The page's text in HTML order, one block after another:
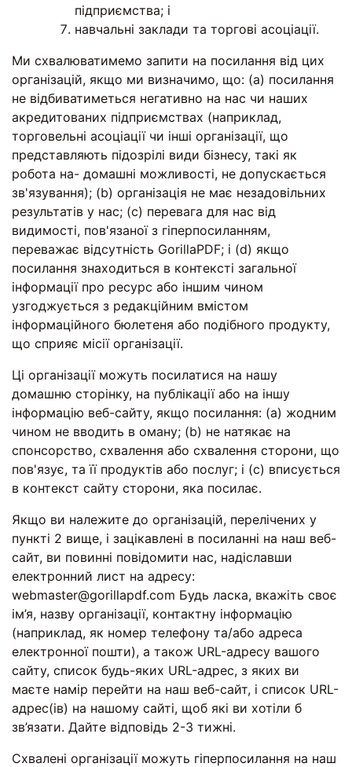
підприємства; і
навчальні заклади та торгові асоціації.
Ми схвалюватимемо запити на посилання від цих
організацій, якщо ми визначимо, що: (a) посилання
не відбиватиметься негативно на нас чи наших
акредитованих підприємствах (наприклад,
торговельні асоціації чи інші організації, що
представляють підозрілі види бізнесу, такі як
робота на- домашні можливості, не допускається
зв'язування); (b) організація не має незадовільних
результатів у нас; (c) перевага для нас від
видимості, пов'язаної з гіперпосиланням,
переважає відсутність GorillaPDF; і (d) якщо
посилання знаходиться в контексті загальної
інформації про ресурс або іншим чином
узгоджується з редакційним вмістом
інформаційного бюлетеня або подібного продукту,
що сприяє місії організації.
Ці організації можуть посилатися на нашу
домашню сторінку, на публікації або на іншу
інформацію веб-сайту, якщо посилання: (a) жодним
чином не вводить в оману; (b) не натякає на
спонсорство, схвалення або схвалення сторони, що
пов'язує, та її продуктів або послуг; і (c) вписується
в контекст сайту сторони, яка посилає.
Якщо ви належите до організацій, перелічених у
пункті 2 вище, і зацікавлені в посиланні на наш веб-
сайт, ви повинні повідомити нас, надіславши
електронний лист на адресу:
webmaster@gorillapdf.com Будь ласка, вкажіть своє
ім’я, назву організації, контактну інформацію
(наприклад, як номер телефону та/або адреса
електронної пошти), а також URL-адресу вашого
сайту, список будь-яких URL-адрес, з яких ви
маєте намір перейти на наш веб-сайт, і список URL-
адрес(ів) на нашому сайті, щоб які ви хотіли б
зв’язати. Дайте відповідь 2-3 тижні.
Схвалені організації можуть гіперпосилання на наш